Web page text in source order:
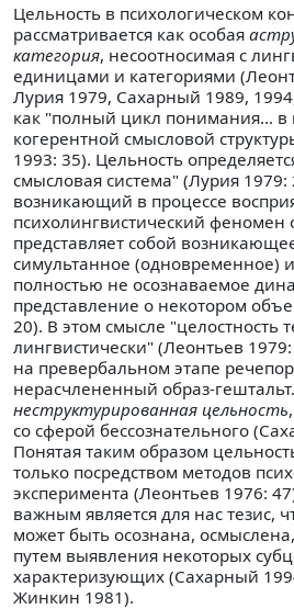
Цельность в психологическом
рассматривается как особая
категория, несоотносимая с
единицами и категориями
Лурия 1979, Сахарный 1989,
как "полный цикл понимания... в
когерентной смысловой
1993: 35). Цельность
смысловая система" (Лурия
возникающий в процессе
психолингвистический феномен
представляет собой
симультанное (одновременное)
полностью не осознаваемое
представление о некотором
20). В этом смысле "целостность
лингвистически" (Леонтьев
на превербальном этапе
нерасчлененный образ-
неструктурированная цельность
со сферой бессознательного
Понятая таким образом
только посредством методов
эксперимента (Леонтьев 1976:
важным является для нас тезис,
может быть осознана,
путем выявления некоторых
характеризующих (Сахарный
Жинкин 1981).